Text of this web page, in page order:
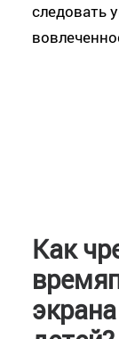
следовать
Как